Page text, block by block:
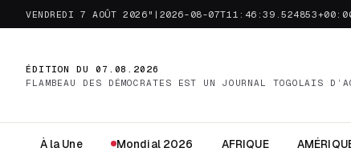
VENDREDI 7 AOÛT 2026"|2026-08-
ÉDITION DU 07.08.2026
FLAMBEAU DES DÉMOCRATES EST UN JOURNAL TOGOLAIS
À la Une Mondial 2026 AFRIQUE